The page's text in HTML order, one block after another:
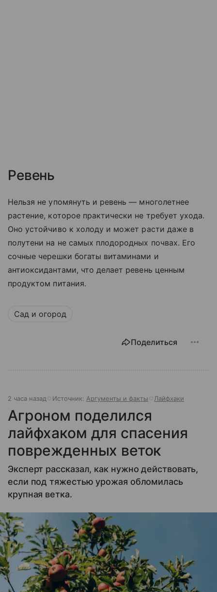
Ревень
Нельзя не упомянуть и ревень — многолетнее
растение, которое практически не требует ухода.
Оно устойчиво к холоду и может расти даже в
полутени на не самых плодородных почвах. Его
сочные черешки богаты витаминами и
антиоксидантами, что делает ревень ценным
продуктом питания.
Сад и огород
Поделиться
2 часа назад Источник: Аргументы и факты Лайфхаки
Агроном поделился
лайфхаком для спасения
поврежденных веток
Эксперт рассказал, как нужно действовать,
если под тяжестью урожая обломилась
крупная ветка.